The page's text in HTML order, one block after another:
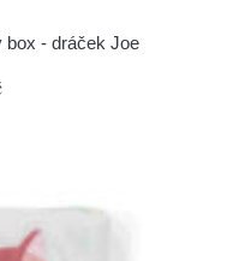
box - dráček Joe